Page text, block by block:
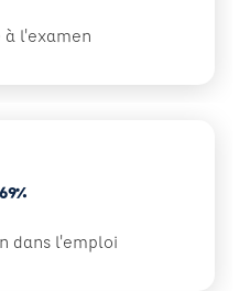
à l'examen
dans l'emploi